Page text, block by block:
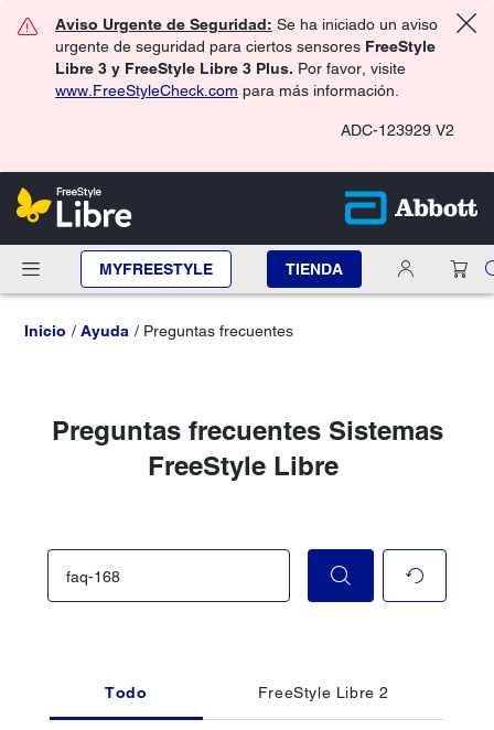
Aviso Urgente de Seguridad: Se ha iniciado un aviso
urgente de seguridad para ciertos sensores FreeStyle
Libre 3 y FreeStyle Libre 3 Plus. Por favor, visite
www.FreeStyleCheck.com para más información.
ADC-123929 V2
MYFREESTYLE TIENDA
Inicio Ayuda Preguntas frecuentes
Preguntas frecuentes Sistemas
FreeStyle Libre
Todo FreeStyle Libre 2